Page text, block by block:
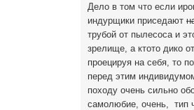
Дело в том что если
индурщики приседают
трубой от пылесоса и
зрелище, а ктото дико
проецируя на себя, то
перед этим
походу очень сильно
самолюбие, очень, тип